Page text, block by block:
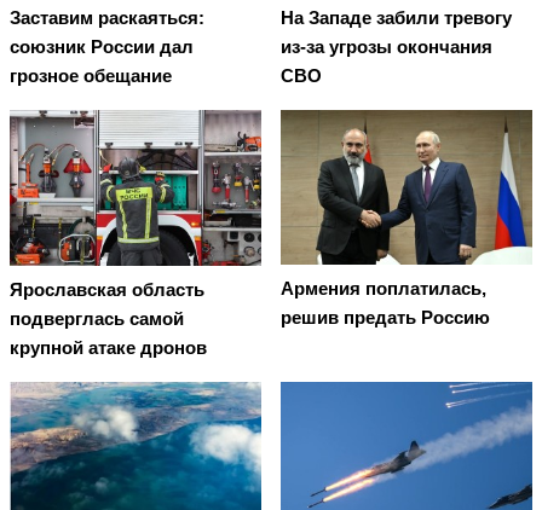
Заставим раскаяться:
союзник России дал
грозное обещание
На Западе забили тревогу
из-за угрозы окончания
СВО
Ярославская область
подверглась самой
крупной атаке дронов
Армения поплатилась,
решив предать Россию